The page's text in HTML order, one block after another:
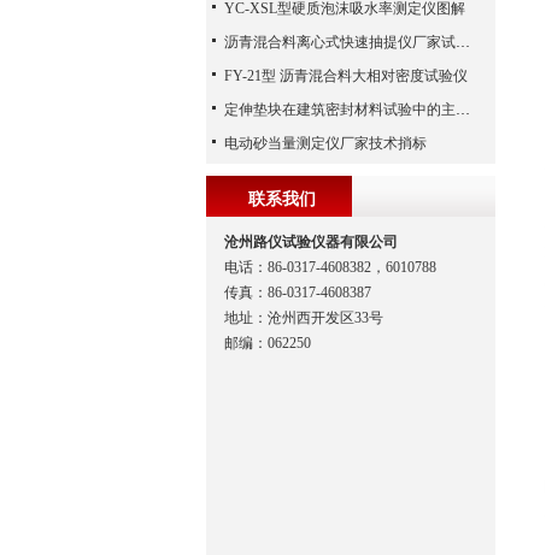
YC-XSL型硬质泡沫吸水率测定仪图解
沥青混合料离心式快速抽提仪厂家试验方法
FY-21型 沥青混合料大相对密度试验仪
定伸垫块在建筑密封材料试验中的主要功能解析
电动砂当量测定仪厂家技术捎标
联系我们
沧州路仪试验仪器有限公司
电话：86-0317-4608382，6010788
传真：86-0317-4608387
地址：沧州西开发区33号
邮编：062250